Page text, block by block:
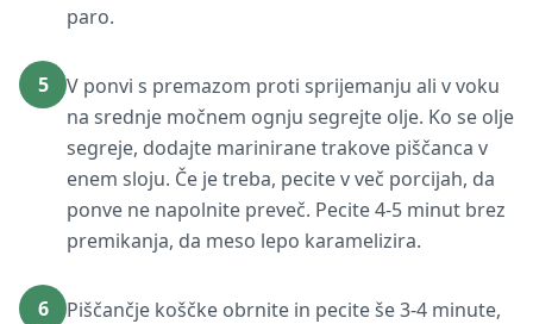
paro.
5
V ponvi s premazom proti sprijemanju ali v voku
na srednje močnem ognju segrejte olje. Ko se olje
segreje, dodajte marinirane trakove piščanca v
enem sloju. Če je treba, pecite v več porcijah, da
ponve ne napolnite preveč. Pecite 4-5 minut brez
premikanja, da meso lepo karamelizira.
6
Piščančje koščke obrnite in pecite še 3-4 minute,